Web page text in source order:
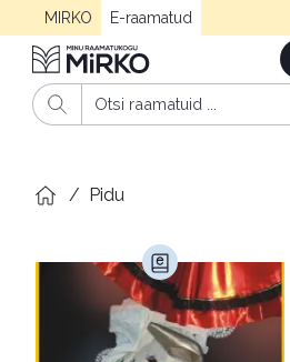
MIRKO E-raamatud
/ Pidu